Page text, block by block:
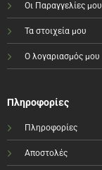
Οι Παραγγελίες μου
Τα στοιχεία μου
Ο λογαριασμός μου
Πληροφορίες
Πληροφορίες
Αποστολές